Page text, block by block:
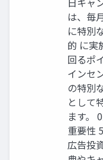
は、毎
に特別
的 に実
回るポ
インセ
の特別
として
ます。
重要性
広告投